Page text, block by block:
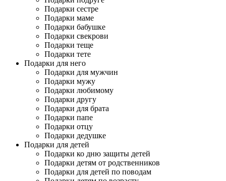
Подарки сестре
Подарки маме
Подарки бабушке
Подарки свекрови
Подарки теще
Подарки тете
Подарки для него
Подарки для мужчин
Подарки мужу
Подарки любимому
Подарки другу
Подарки для брата
Подарки папе
Подарки отцу
Подарки дедушке
Подарки для детей
Подарки ко дню защиты детей
Подарки детям от родственников
Подарки для детей по поводам